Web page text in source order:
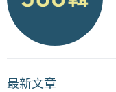
最新文章